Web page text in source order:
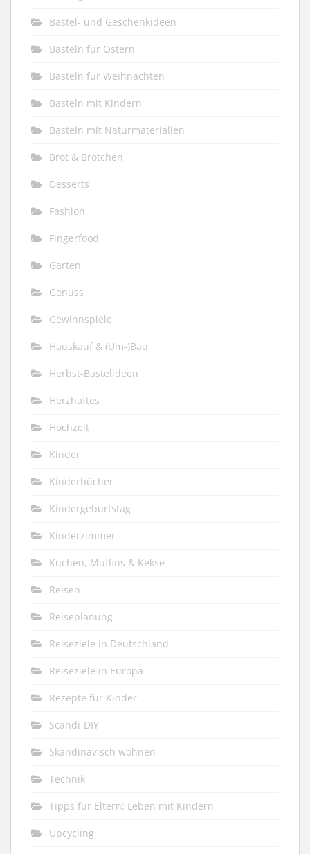
Bastel- und Geschenkideen
Basteln für Ostern
Basteln für Weihnachten
Basteln mit Kindern
Basteln mit Naturmaterialien
Brot & Brötchen
Desserts
Fashion
Fingerfood
Garten
Genuss
Gewinnspiele
Hauskauf & (Um-)Bau
Herbst-Bastelideen
Herzhaftes
Hochzeit
Kinder
Kinderbücher
Kindergeburtstag
Kinderzimmer
Kuchen, Muffins & Kekse
Reisen
Reiseplanung
Reiseziele in Deutschland
Reiseziele in Europa
Rezepte für Kinder
Scandi-DIY
Skandinavisch wohnen
Technik
Tipps für Eltern: Leben mit Kindern
Upcycling